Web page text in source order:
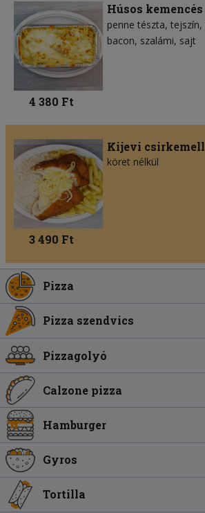
Húsos kemencés
penne tészta tejszín
bacon szalámi sajt
4 380 Ft
Kijevi csirkemell
köret nélkül
3 490 Ft
Pizza
Pizza szendvics
Pizzagolyó
Calzone pizza
Hamburger
Gyros
Tortilla